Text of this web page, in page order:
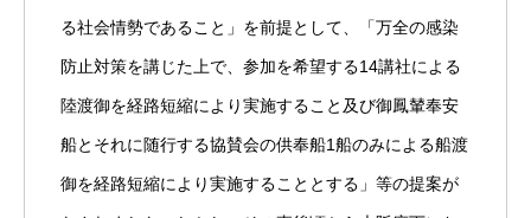
る社会情勢であること」を前提として、「万全の感染
防止対策を講じた上で、参加を希望する14講社による
陸渡御を経路短縮により実施すること及び御鳳輦奉安
船とそれに随行する協賛会の供奉船1船のみによる船渡
御を経路短縮により実施することとする」等の提案が